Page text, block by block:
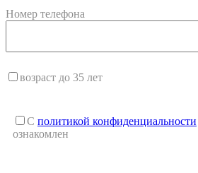
Номер телефона
возраст до 35 лет
С политикой конфиденциальности
ознакомлен